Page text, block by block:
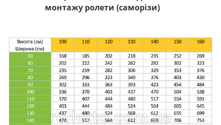
монтажу ролети (саморізи)